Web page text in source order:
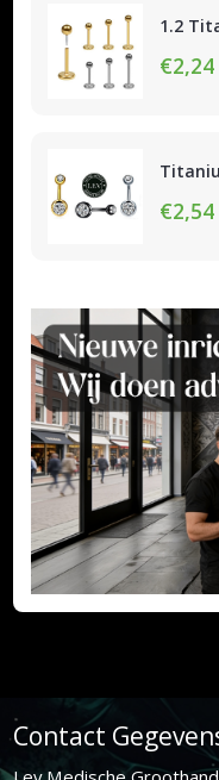
1.2
€2,24
€2,54
Contact